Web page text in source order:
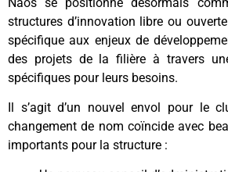
structures d’innovation libre ou
spécifique aux enjeux de
des projets de la filière à travers
spécifiques pour leurs besoins.
Il s’agit d’un nouvel envol pour le
changement de nom coïncide avec
importants pour la structure :